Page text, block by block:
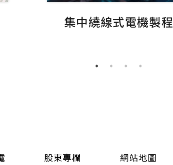
集中繞線式電機製程
股東專欄
網站地圖